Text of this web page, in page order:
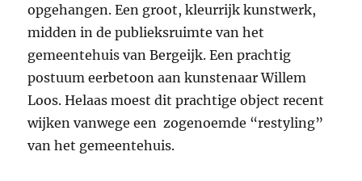
opgehangen. Een groot, kleurrijk kunstwerk,
midden in de publieksruimte van het
gemeentehuis van Bergeijk. Een prachtig
postuum eerbetoon aan kunstenaar Willem
Loos. Helaas moest dit prachtige object recent
wijken vanwege een zogenoemde “restyling”
van het gemeentehuis.